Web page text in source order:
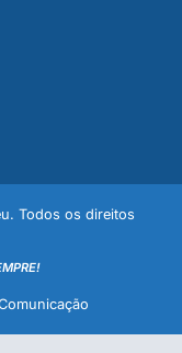
Todos os direitos